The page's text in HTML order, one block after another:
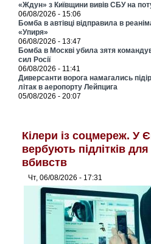
«Ждун» з Київщини вивів СБУ на
06/08/2026 - 15:06
Бомба в автівці відправила в
«Упиря»
06/08/2026 - 13:47
Бомба в Москві убила зятя
сил Росії
06/08/2026 - 11:41
Диверсанти ворога намагались
літак в аеропорту Лейпцига
05/08/2026 - 20:07
Кілери із соцмереж. У
вербують підлітків
вбивств
Чт, 06/08/2026 - 17:31